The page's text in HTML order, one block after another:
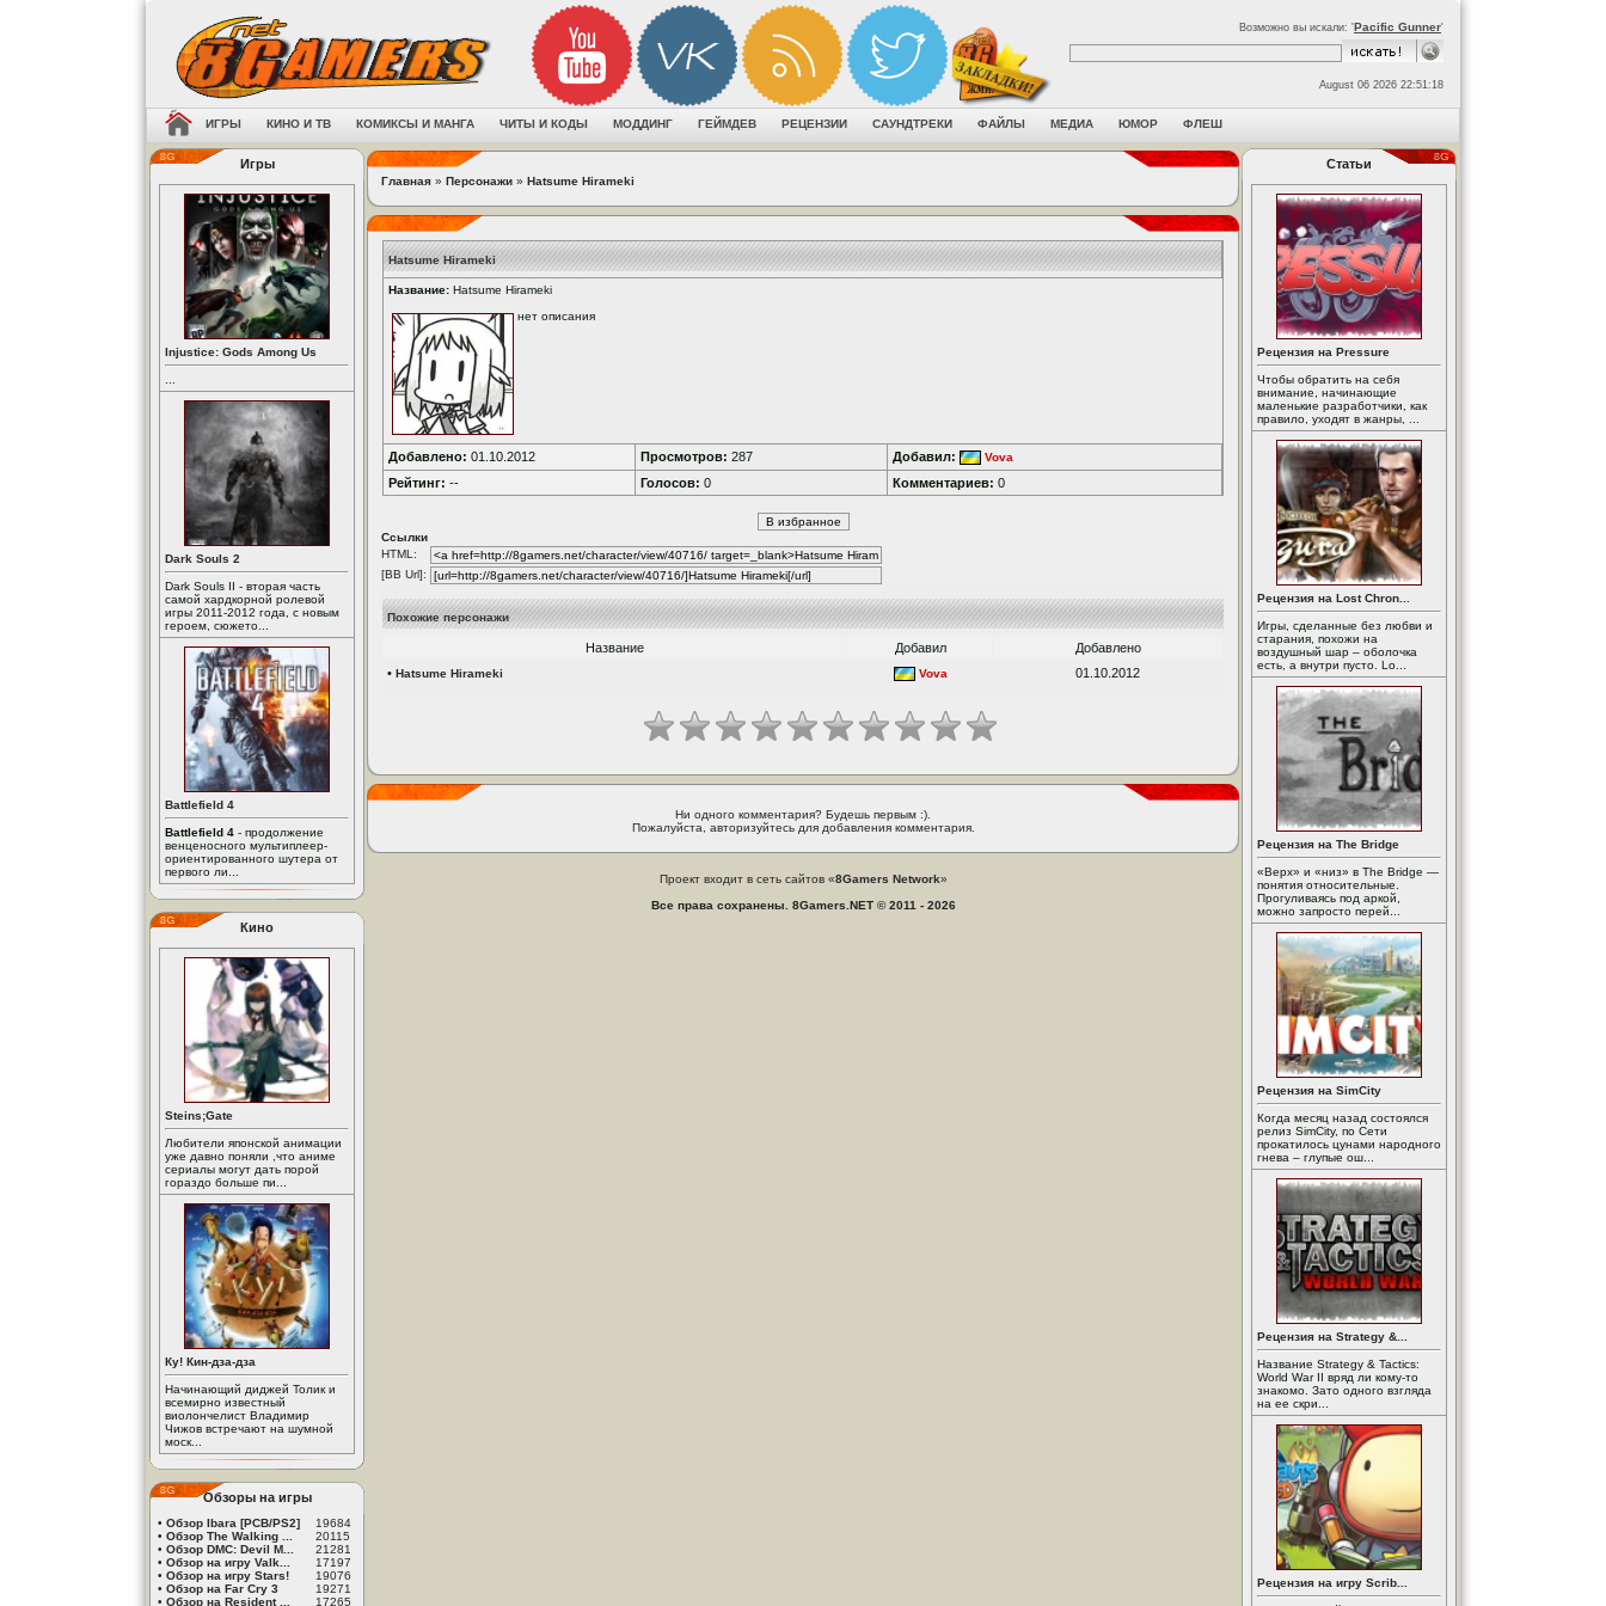
Возможно вы искали: 'Pacific Gunner'
August 06 2026 22:51:18
ИГРЫ КИНО И ТВ КОМИКСЫ И МАНГА ЧИТЫ И КОДЫ МОДДИНГ ГЕЙМДЕВ РЕЦЕНЗИИ САУНДТРЕКИ ФАЙЛЫ МЕДИА ЮМОР ФЛЕШ
Игры
Injustice: Gods Among Us
Dark Souls 2
Dark Souls II - вторая часть
самой хардкорной ролевой
игры 2011-2012 года, с новым
героем, сюжето...
Battlefield 4
Battlefield 4 - продолжение
венценосного мультиплеер-
ориентированного шутера от
первого ли...
Кино
Steins;Gate
Любители японской анимации
уже давно поняли ,что аниме
сериалы могут дать порой
гораздо больше пи...
Ку! Кин-дза-дза
Начинающий диджей Толик и
всемирно известный
виолончелист Владимир
Чижов встречают на шумной
моск...
Обзоры на игры
• Обзор Ibara [PCB/PS2]
19684
• Обзор The Walking ...
20115
• Обзор DMC: Devil M...
21281
• Обзор на игру Valk...
17197
• Обзор на игру Stars!
19076
• Обзор на Far Cry 3
19271
• Обзор на Resident ... 17265
Главная » Персонажи » Hatsume Hirameki
Hatsume Hirameki
Название: Hatsume Hirameki
нет описания
Добавлено: 01.10.2012 Просмотров: 287 Добавил: Vova
Рейтинг: -- Голосов: 0 Комментариев: 0
Ссылки
HTML:
[BB Url]:
Похожие персонажи
Название Добавил
Добавлено
• Hatsume Hirameki Vova 01.10.2012
Ни одного комментария? Будешь первым :).
Пожалуйста, авторизуйтесь для добавления комментария.
Проект входит в сеть сайтов «8Gamers Network»
Все права сохранены. 8Gamers.NET © 2011 - 2026
Статьи
Рецензия на Pressure
Чтобы обратить на себя
внимание, начинающие
маленькие разработчики, как
правило, уходят в жанры, ...
Рецензия на Lost Chron...
Игры, сделанные без любви и
старания, похожи на
воздушный шар – оболочка
есть, а внутри пусто. Lo...
Рецензия на The Bridge
«Верх» и «низ» в The Bridge —
понятия относительные.
Прогуливаясь под аркой,
можно запросто перей...
Рецензия на SimCity
Когда месяц назад состоялся
релиз SimCity, по Сети
прокатилось цунами народного
гнева – глупые ош...
Рецензия на Strategy &...
Название Strategy & Tactics:
World War II вряд ли кому-то
знакомо. Зато одного взгляда
на ее скри...
Рецензия на игру Scrib...